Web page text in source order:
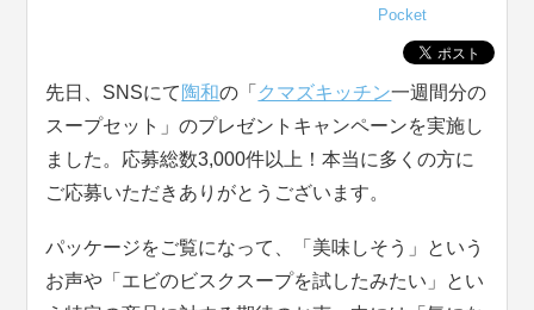
Pocket
先日、SNSにて 陶和の「 クマズキッチン一週間分の
スープセット」のプレゼントキャンペーンを実施し
ました。応募総数3,000件以上！本当に多くの方に
ご応募いただきありがとうございます。
パッケージをご覧になって、「美味しそう」という
お声や「エビのビスクスープを試したみたい」とい